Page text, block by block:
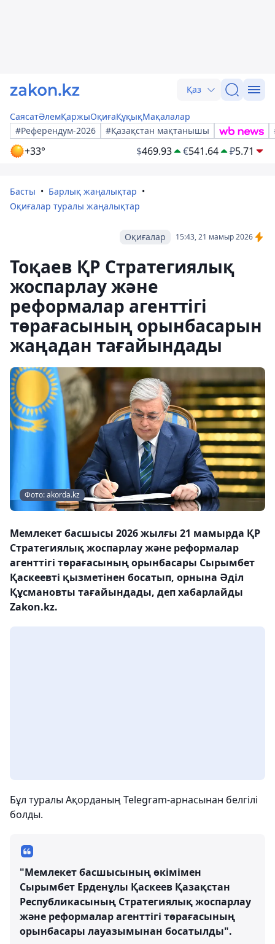
Қаз
СаясатӘлемҚаржыОқиғаҚұқықМақалалар
#Референдум-2026
#Қазақстан мақтанышы
+33° $469.93 €541.64 ₽5.71
Басты
Барлық жаңалықтар
Оқиғалар туралы жаңалықтар
15:43, 21 мамыр 2026
Оқиғалар
Тоқаев ҚР Стратегиялық
жоспарлау және
реформалар агенттігі
төрағасының орынбасарын
жаңадан тағайындады
Фото: akorda.kz
Мемлекет басшысы 2026 жылғы 21 мамырда ҚР
Стратегиялық жоспарлау және реформалар
агенттігі төрағасының орынбасары Сырымбет
Қаскеевті қызметінен босатып, орнына Әділ
Құсмановты тағайындады, деп хабарлайды
Zakon.kz.
Бұл туралы Ақорданың Telegram-арнасынан белгілі
болды.
"Мемлекет басшысының өкімімен
Сырымбет Ерденұлы Қаскеев Қазақстан
Республикасының Стратегиялық жоспарлау
және реформалар агенттігі төрағасының
орынбасары лауазымынан босатылды".